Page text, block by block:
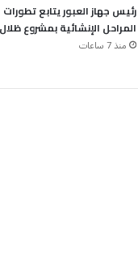
رئيس جهاز العبور يتابع تطورات
المراحل الإنشائية بمشروع ظلال
منذ 7 ساعات